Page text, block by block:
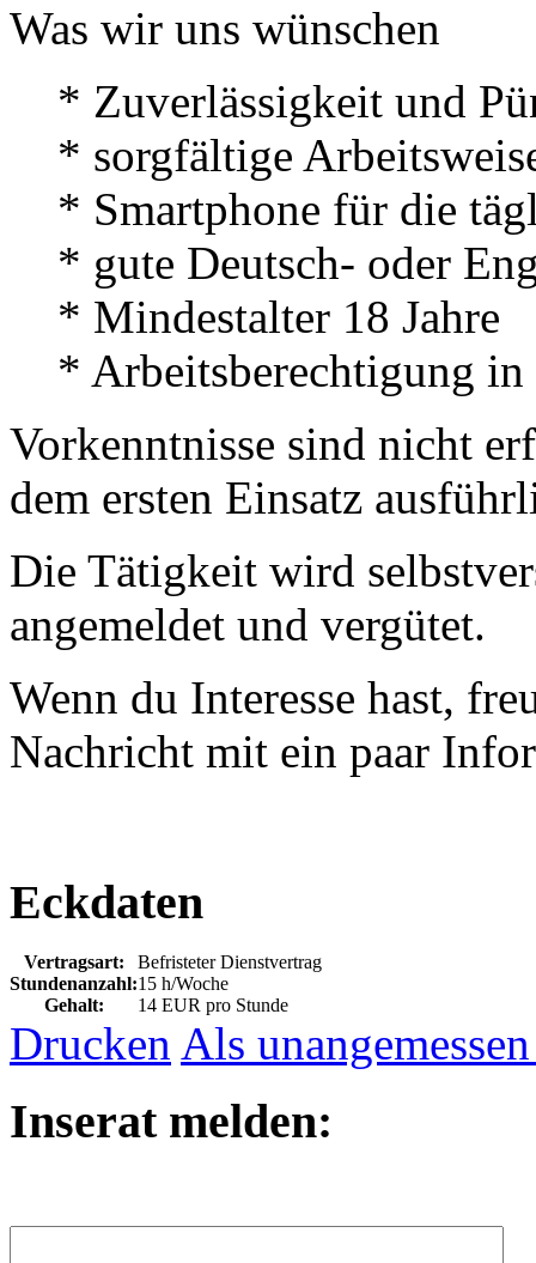
Was wir uns wünschen
* Zuverlässigkeit und
* sorgfältige
* Smartphone für die
* gute Deutsch- oder
* Mindestalter 18 Jahre
* Arbeitsberechtigung in
Vorkenntnisse sind nicht
dem ersten Einsatz
Die Tätigkeit wird
angemeldet und vergütet.
Wenn du Interesse hast,
Nachricht mit ein paar
Eckdaten
Vertragsart:
Befristeter Dienstvertrag
Stundenanzahl:15 h/Woche
Gehalt:
14 EUR pro Stunde
Drucken Als
Inserat melden: